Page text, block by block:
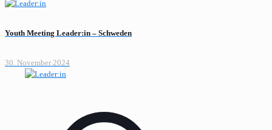
Youth Meeting Leader:in – Schweden
30. November 2024